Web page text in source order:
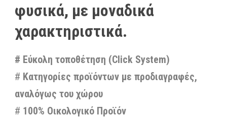
φυσικά, με μοναδικά
χαρακτηριστικά.
# Εύκολη τοποθέτηση (Click System)
# Κατηγορίες προϊόντων με προδιαγραφές,
αναλόγως του χώρου
# 100% Οικολογικό Προϊόν